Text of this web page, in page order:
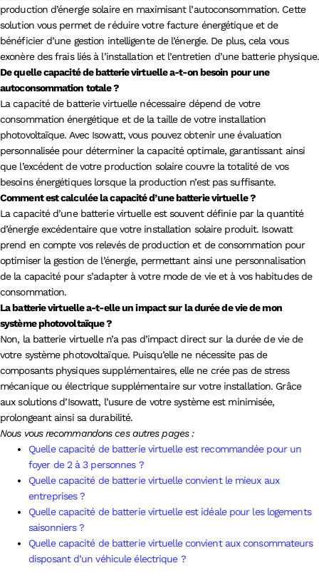
production d’énergie solaire en maximisant l’autoconsommation. Cette
solution vous permet de réduire votre facture énergétique et de
bénéficier d’une gestion intelligente de l’énergie. De plus, cela vous
exonère des frais liés à l’installation et l’entretien d’une batterie physique.
De quelle capacité de batterie virtuelle a-t-on besoin pour une
autoconsommation totale ?
La capacité de batterie virtuelle nécessaire dépend de votre
consommation énergétique et de la taille de votre installation
photovoltaïque. Avec Isowatt, vous pouvez obtenir une évaluation
personnalisée pour déterminer la capacité optimale, garantissant ainsi
que l’excédent de votre production solaire couvre la totalité de vos
besoins énergétiques lorsque la production n’est pas suffisante.
Comment est calculée la capacité d’une batterie virtuelle ?
La capacité d’une batterie virtuelle est souvent définie par la quantité
d’énergie excédentaire que votre installation solaire produit. Isowatt
prend en compte vos relevés de production et de consommation pour
optimiser la gestion de l’énergie, permettant ainsi une personnalisation
de la capacité pour s’adapter à votre mode de vie et à vos habitudes de
consommation.
La batterie virtuelle a-t-elle un impact sur la durée de vie de mon
système photovoltaïque ?
Non, la batterie virtuelle n’a pas d’impact direct sur la durée de vie de
votre système photovoltaïque. Puisqu’elle ne nécessite pas de
composants physiques supplémentaires, elle ne crée pas de stress
mécanique ou électrique supplémentaire sur votre installation. Grâce
aux solutions d’Isowatt, l’usure de votre système est minimisée,
prolongeant ainsi sa durabilité.
Nous vous recommandons ces autres pages :
Quelle capacité de batterie virtuelle est recommandée pour un
foyer de 2 à 3 personnes ?
Quelle capacité de batterie virtuelle convient le mieux aux
entreprises ?
Quelle capacité de batterie virtuelle est idéale pour les logements
saisonniers ?
Quelle capacité de batterie virtuelle convient aux consommateurs
disposant d’un véhicule électrique ?